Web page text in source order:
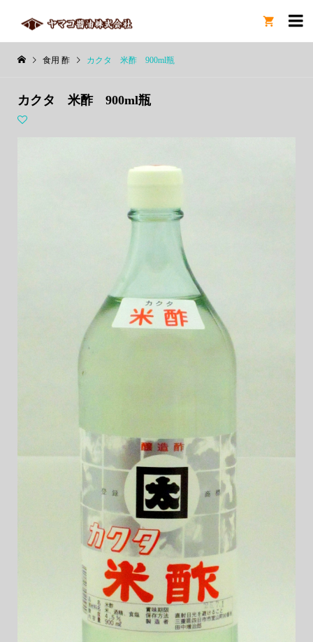

食用 酢 カクタ 米酢 900ml瓶
カクタ 米酢 900ml瓶